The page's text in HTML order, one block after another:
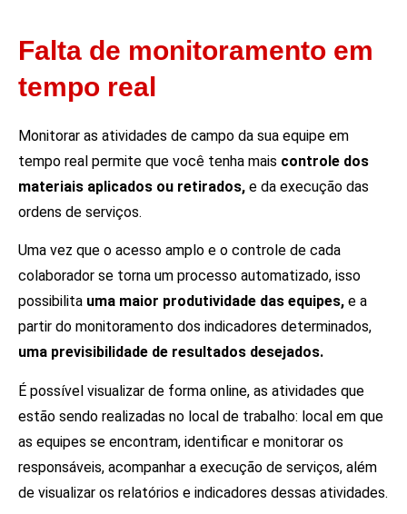
Falta de monitoramento em
tempo real
Monitorar as atividades de campo da sua equipe em
tempo real permite que você tenha mais controle dos
materiais aplicados ou retirados, e da execução das
ordens de serviços.
Uma vez que o acesso amplo e o controle de cada
colaborador se torna um processo automatizado, isso
possibilita uma maior produtividade das equipes, e a
partir do monitoramento dos indicadores determinados,
uma previsibilidade de resultados desejados.
É possível visualizar de forma online, as atividades que
estão sendo realizadas no local de trabalho: local em que
as equipes se encontram, identificar e monitorar os
responsáveis, acompanhar a execução de serviços, além
de visualizar os relatórios e indicadores dessas atividades.